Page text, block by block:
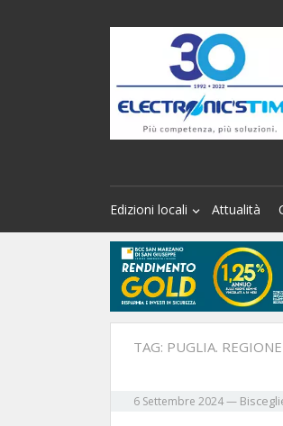
Edizioni locali Attualità
TAG: PUGLIA. REGIONE
6 Settembre 2024—